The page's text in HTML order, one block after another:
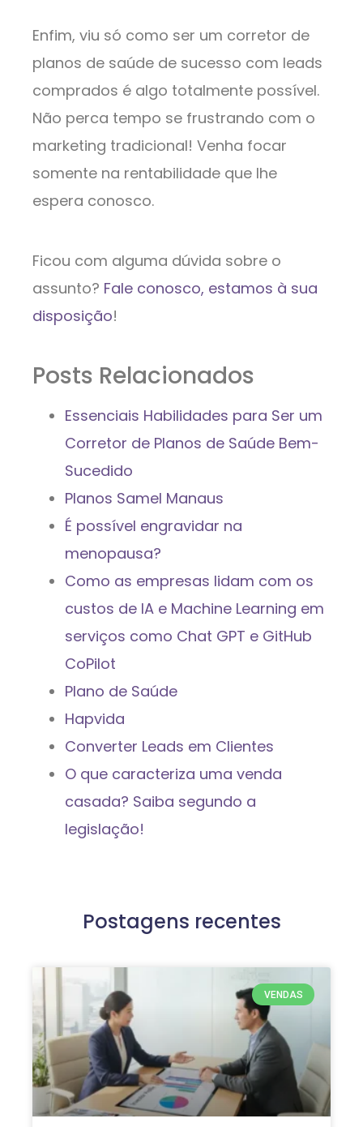
Enfim, viu só como ser um corretor de
planos de saúde de sucesso com leads
comprados é algo totalmente possível.
Não perca tempo se frustrando com o
marketing tradicional! Venha focar
somente na rentabilidade que lhe
espera conosco.
Ficou com alguma dúvida sobre o
assunto? Fale conosco, estamos à sua
disposição!
Posts Relacionados
Essenciais Habilidades para Ser um
Corretor de Planos de Saúde Bem-
Sucedido
Planos Samel Manaus
É possível engravidar na
menopausa?
Como as empresas lidam com os
custos de IA e Machine Learning em
serviços como Chat GPT e GitHub
CoPilot
Plano de Saúde
Hapvida
Converter Leads em Clientes
O que caracteriza uma venda
casada? Saiba segundo a
legislação!
Postagens recentes
VENDAS